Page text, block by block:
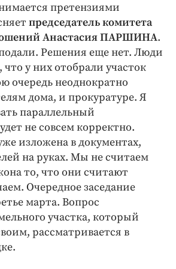
претензиями
председатель комитета
Анастасия ПАРШИНА.
Решения еще нет. Люди
у них отобрали участок
очередь неоднократно
дома, и прокуратуре. Я
параллельный
не совсем корректно.
изложена в документах,
на руках. Мы не считаем
то, что они считают
Очередное заседание
марта. Вопрос
участка, который
рассматривается в